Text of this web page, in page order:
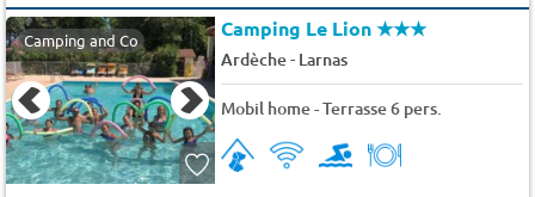
Camping and Co Camping Le Lion★★★
Ardèche- Larnas
Mobil home - Terrasse 6 pers.